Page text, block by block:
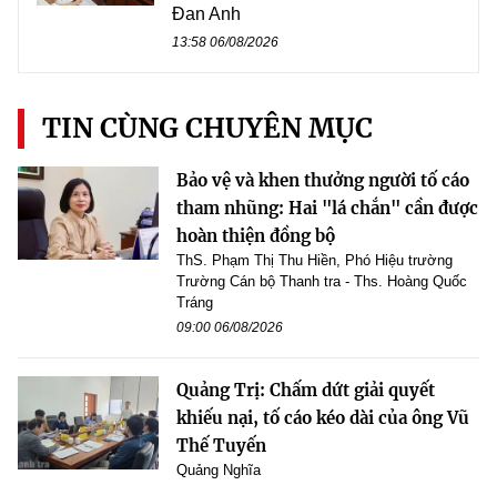
Đan Anh
13:58 06/08/2026
TIN CÙNG CHUYÊN MỤC
Bảo vệ và khen thưởng người tố cáo
tham nhũng: Hai "lá chắn" cần được
hoàn thiện đồng bộ
ThS. Phạm Thị Thu Hiền, Phó Hiệu trường
Trường Cán bộ Thanh tra - Ths. Hoàng Quốc
Tráng
09:00 06/08/2026
Quảng Trị: Chấm dứt giải quyết
khiếu nại, tố cáo kéo dài của ông Vũ
Thế Tuyến
Quảng Nghĩa